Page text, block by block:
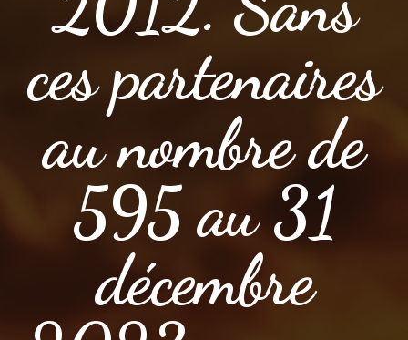
ces partenaires
au nombre de
595 au 31
décembre